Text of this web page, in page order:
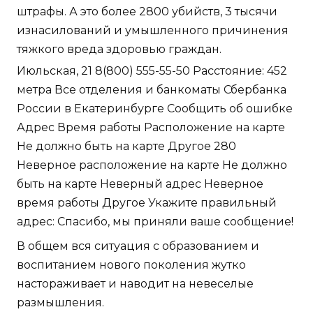
штрафы. А это более 2800 убийств, 3 тысячи
изнасилований и умышленного причинения
тяжкого вреда здоровью граждан.
Июльская, 21 8(800) 555-55-50 Расстояние: 452
метра Все отделения и банкоматы Сбербанка
России в Екатеринбурге Сообщить об ошибке
Адрес Время работы Расположение на карте
Не должно быть на карте Другое 280
Неверное расположение на карте Не должно
быть на карте Неверный адрес Неверное
время работы Другое Укажите правильный
адрес: Спасибо, мы приняли ваше сообщение!
В общем вся ситуация с образованием и
воспитанием нового поколения жутко
настораживает и наводит на невеселые
размышления.